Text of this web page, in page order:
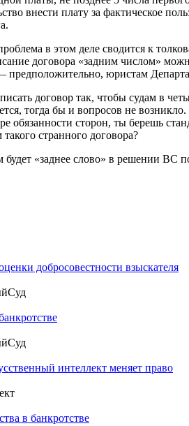
внести плату за фактическое
в этом деле сводится к
договора «задним числом»
предположительно, юристам
договор так, чтобы судам в
тогда бы и вопросов не
обязанности сторон, ты берешь
странного договора?
«заднее слово» в решении ВС
добросовестности взыскателя
интеллект меняет право
в банкротстве